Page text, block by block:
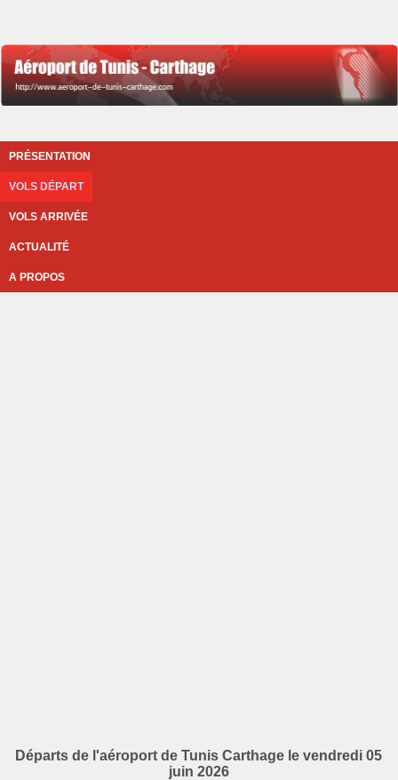
PRÉSENTATION
VOLS DÉPART
VOLS ARRIVÉE
ACTUALITÉ
A PROPOS
Départs de l'aéroport de Tunis Carthage le vendredi 05
juin 2026